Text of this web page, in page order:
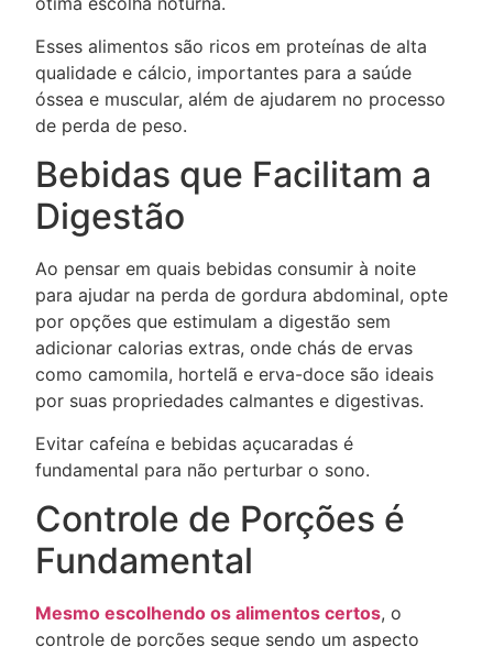
Esses alimentos são ricos em proteínas de alta
qualidade e cálcio, importantes para a saúde
óssea e muscular, além de ajudarem no processo
de perda de peso.
Bebidas que Facilitam a
Digestão
Ao pensar em quais bebidas consumir à noite
para ajudar na perda de gordura abdominal, opte
por opções que estimulam a digestão sem
adicionar calorias extras, onde chás de ervas
como camomila, hortelã e erva-doce são ideais
por suas propriedades calmantes e digestivas.
Evitar cafeína e bebidas açucaradas é
fundamental para não perturbar o sono.
Controle de Porções é
Fundamental
Mesmo escolhendo os alimentos certos, o
controle de porções segue sendo um aspecto